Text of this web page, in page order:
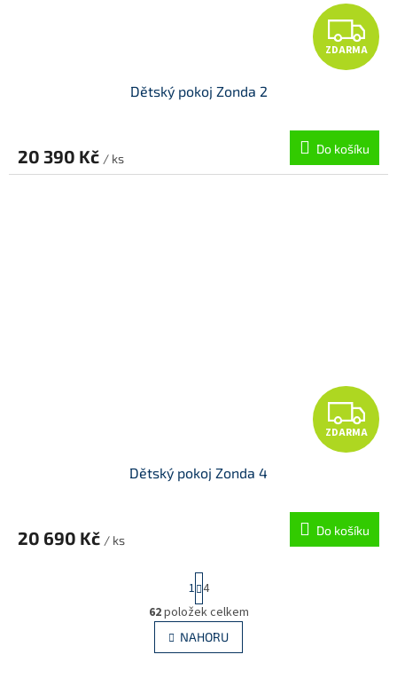
Z
D
R
M
ZDARMA
Dětský pokoj Zonda 2
20 390 Kč / ks
Do košíku
Z
D
R
ZDARMA
Dětský pokoj Zonda 4
20 690 Kč / ks
Do košíku
O
v
l
t
r
á
n
k
1 4
62položek celkem
NAHORU